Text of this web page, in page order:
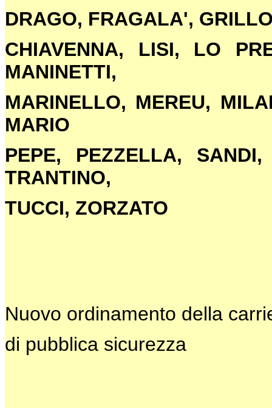
DRAGO, FRAGALA',
CHIAVENNA, LISI, LO
MANINETTI,
MARINELLO, MEREU,
MARIO
PEPE, PEZZELLA,
TRANTINO,
TUCCI, ZORZATO
Nuovo ordinamento della
di pubblica sicurezza